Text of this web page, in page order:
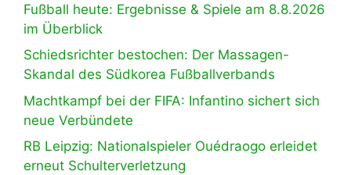
Fußball heute: Ergebnisse & Spiele am 8.8.2026
im Überblick
Schiedsrichter bestochen: Der Massagen-
Skandal des Südkorea Fußballverbands
Machtkampf bei der FIFA: Infantino sichert sich
neue Verbündete
RB Leipzig: Nationalspieler Ouédraogo erleidet
erneut Schulterverletzung